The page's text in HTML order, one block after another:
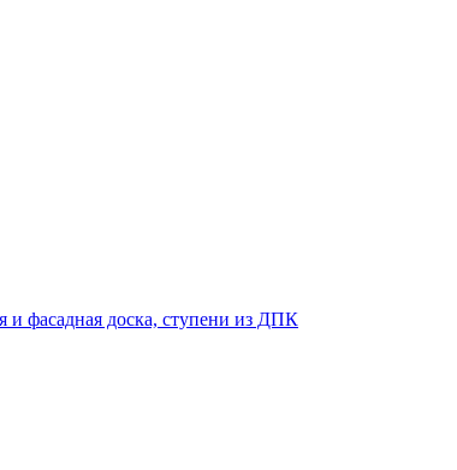
и фасадная доска, ступени из ДПК